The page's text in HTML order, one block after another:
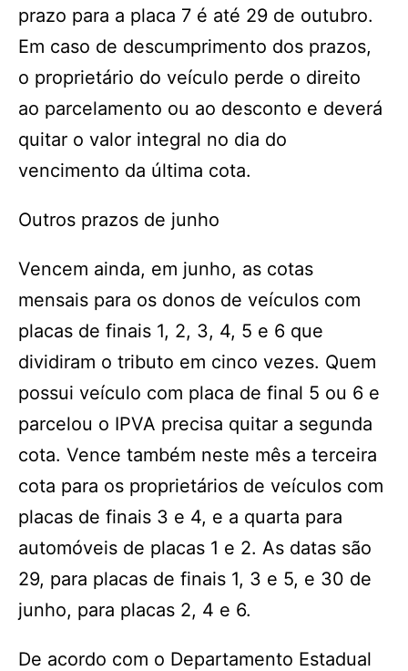
prazo para a placa 7 é até 29 de outubro.
Em caso de descumprimento dos prazos,
o proprietário do veículo perde o direito
ao parcelamento ou ao desconto e deverá
quitar o valor integral no dia do
vencimento da última cota.
Outros prazos de junho
Vencem ainda, em junho, as cotas
mensais para os donos de veículos com
placas de finais 1, 2, 3, 4, 5 e 6 que
dividiram o tributo em cinco vezes. Quem
possui veículo com placa de final 5 ou 6 e
parcelou o IPVA precisa quitar a segunda
cota. Vence também neste mês a terceira
cota para os proprietários de veículos com
placas de finais 3 e 4, e a quarta para
automóveis de placas 1 e 2. As datas são
29, para placas de finais 1, 3 e 5, e 30 de
junho, para placas 2, 4 e 6.
De acordo com o Departamento Estadual